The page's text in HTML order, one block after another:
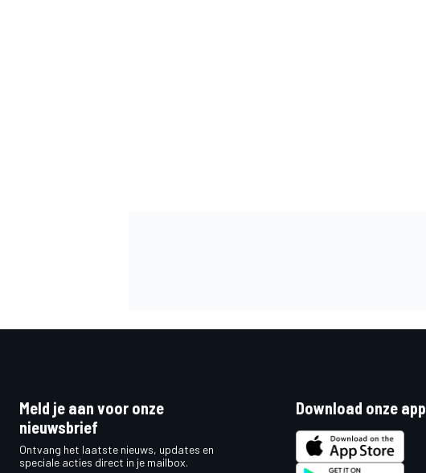
Meld je aan voor onze
nieuwsbrief
Ontvang het laatste nieuws, updates en
speciale acties direct in je mailbox.
Download onze app